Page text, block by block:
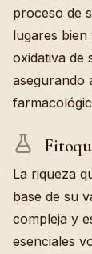
proceso de
lugares
oxidativa de
asegurando
La riqueza
base de su
compleja y
esenciales